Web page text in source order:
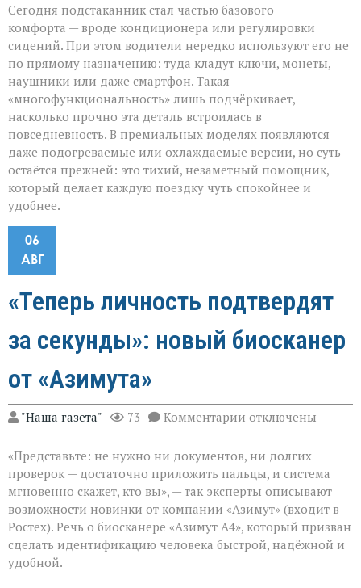
Сегодня подстаканник стал частью базового
комфорта — вроде кондиционера или регулировки
сидений. При этом водители нередко используют его не
по прямому назначению: туда кладут ключи, монеты,
наушники или даже смартфон. Такая
«многофункциональность» лишь подчёркивает,
насколько прочно эта деталь встроилась в
повседневность. В премиальных моделях появляются
даже подогреваемые или охлаждаемые версии, но суть
остаётся прежней: это тихий, незаметный помощник,
который делает каждую поездку чуть спокойнее и
удобнее.
06
АВГ
«Теперь личность подтвердят
за секунды»: новый биосканер
от «Азимута»
"Наша газета" 73 Комментарии к
записи
личность
подтвердят
за
секунды»:
новый
биосканер
от
«Азимута»
отключены
«Представьте: не нужно ни документов, ни долгих
проверок — достаточно приложить пальцы, и система
мгновенно скажет, кто вы», — так эксперты описывают
возможности новинки от компании «Азимут» (входит в
Ростех). Речь о биосканере «Азимут А4», который призван
сделать идентификацию человека быстрой, надёжной и
удобной.